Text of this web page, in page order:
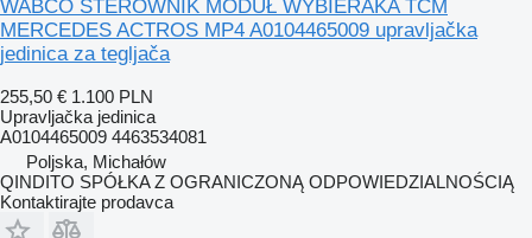
WABCO STEROWNIK MODUŁ WYBIERAKA TCM
MERCEDES ACTROS MP4 A0104465009 upravljačka
jedinica za tegljača
255,50 € 1.100 PLN
Upravljačka jedinica
A0104465009 4463534081
Poljska, Michałów
QINDITO SPÓŁKA Z OGRANICZONĄ ODPOWIEDZIALNOŚCIĄ
Kontaktirajte prodavca